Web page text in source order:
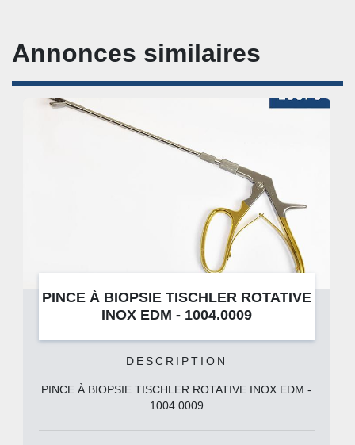
Annonces similaires
PINCE À BIOPSIE TISCHLER ROTATIVE
INOX EDM - 1004.0009
DESCRIPTION
PINCE À BIOPSIE TISCHLER ROTATIVE INOX EDM -
1004.0009